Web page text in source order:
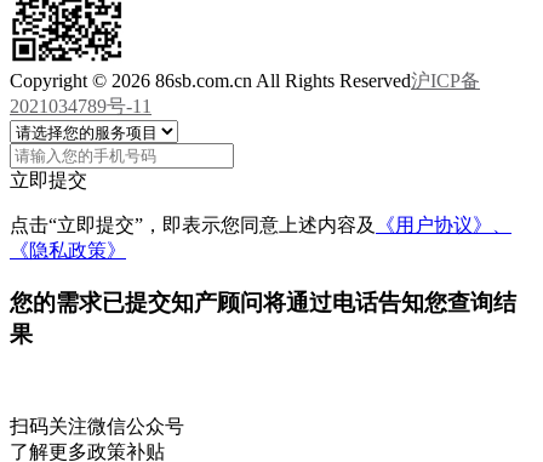
Copyright © 2026 86sb.com.cn All Rights Reserved沪ICP备
2021034789号-11
立即提交
点击“立即提交”，即表示您同意上述内容及
《用户协议》、
《隐私政策》
您的需求已提交知产顾问将通过电话告知您查询结
果
扫码关注微信公众号
了解更多政策补贴